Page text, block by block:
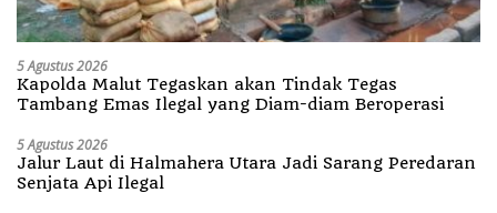
5 Agustus 2026
Kapolda Malut Tegaskan akan Tindak Tegas
Tambang Emas Ilegal yang Diam-diam Beroperasi
5 Agustus 2026
Jalur Laut di Halmahera Utara Jadi Sarang Peredaran
Senjata Api Ilegal